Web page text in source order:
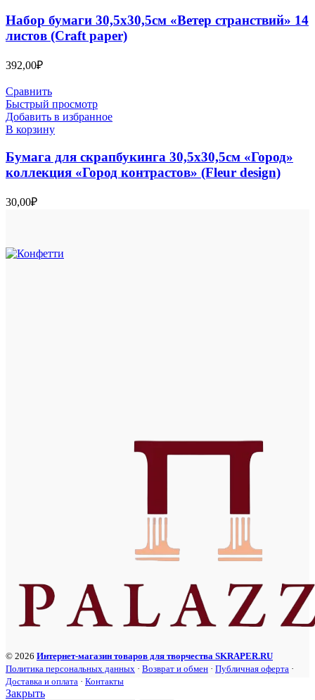
Набор бумаги 30,5х30,5см «Ветер странствий» 14
листов (Craft paper)
392,00₽
Сравнить
Быстрый просмотр
Добавить в избранное
В корзину
Бумага для скрапбукинга 30,5х30,5см «Город»
коллекция «Город контрастов» (Fleur design)
30,00₽
© 2026 Интернет-магазин товаров для творчества SKRAPER.RU
Политика персональных данных · Возврат и обмен · Публичная оферта ·
Доставка и оплата · Контакты
Закрыть